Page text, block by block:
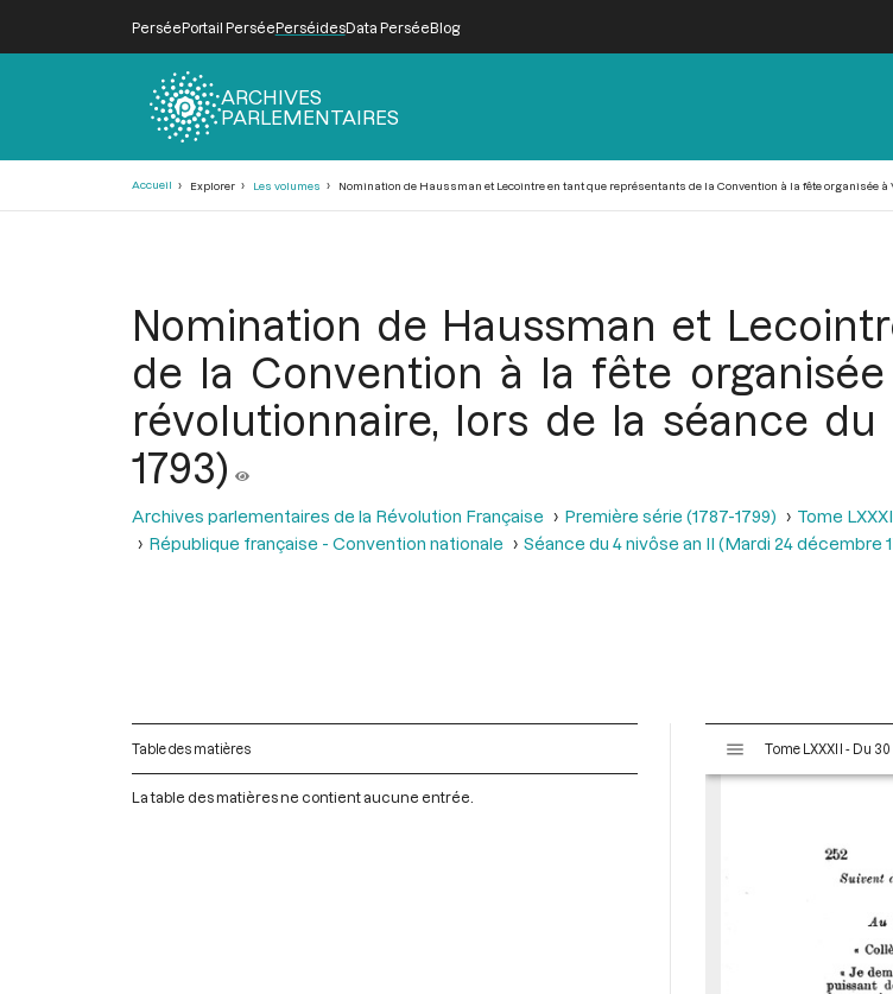
PerséePortail PerséePerséidesData PerséeBlog
ARCHIVES
PARLEMENTAIRES
Accueil Explorer Les volumes Nomination de Haussman et Lecointre en tant que représentants de la Convention à la fête organisée
Nomination de Haussman et
de la Convention à la fête
révolutionnaire, lors de la séance
1793)
Archives parlementaires de la Révolution Française Première série (1787-1799)
Tome
République française - Convention nationale
Séance du 4 nivôse an II (Mardi 24 décembre
Table des matières
La table des matières ne contient aucune entrée.
s
Tome LXXXII - Du